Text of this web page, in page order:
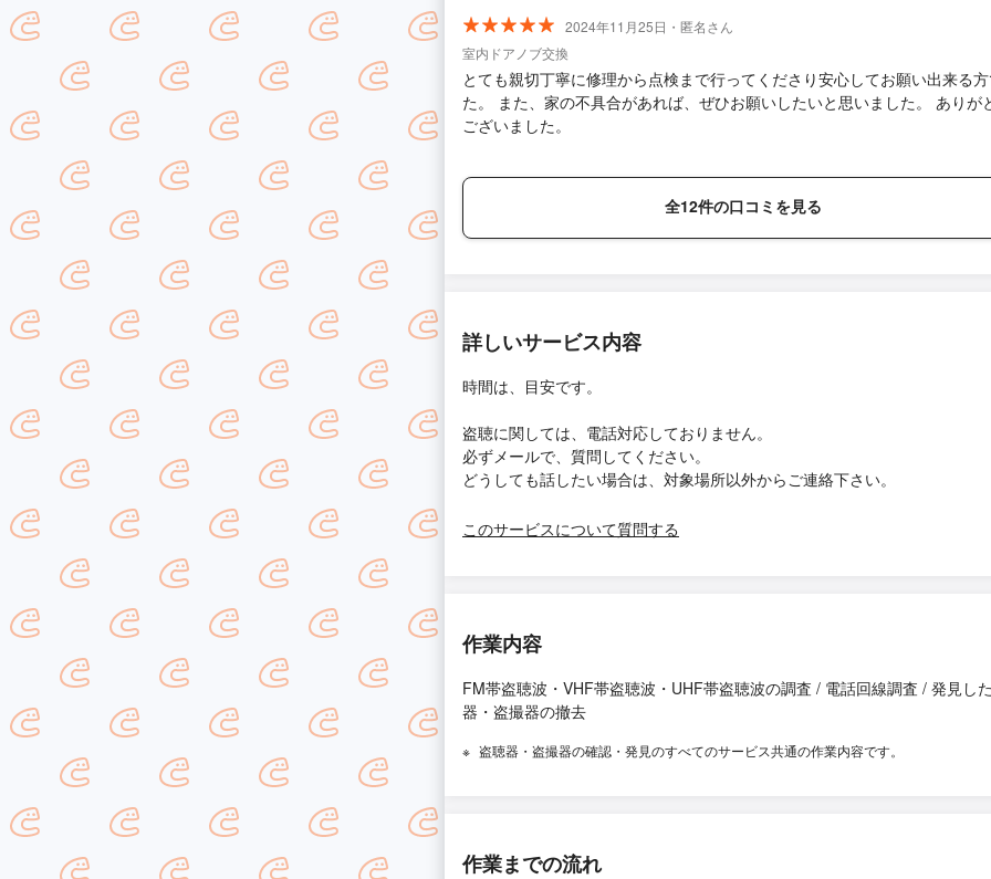
2024年11月25日・匿名さん
室内ドアノブ交換
とても親切丁寧に修理から点検まで行ってくださり安心してお願い出来る
た。 また、家の不具合があれば、ぜひお願いしたいと思いました。 ありが
ございました。
全12件の口コミを見る
詳しいサービス内容
時間は、目安です。
盗聴に関しては、電話対応しておりません。
必ずメールで、質問してください。
どうしても話したい場合は、対象場所以外からご連絡下さい。
このサービスについて質問する
作業内容
FM帯盗聴波・VHF帯盗聴波・UHF帯盗聴波の調査 / 電話回線調査 / 発見し
器・盗撮器の撤去
盗聴器・盗撮器の確認・発見のすべてのサービス共通の作業内容です。
作業までの流れ